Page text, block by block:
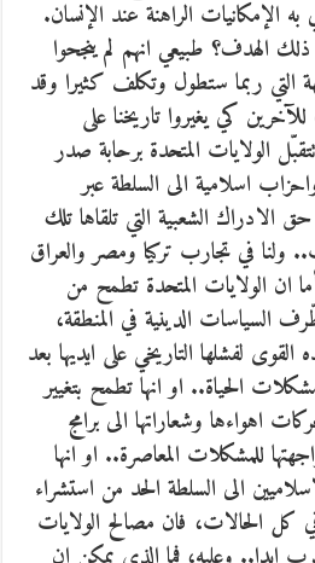
الإمكانيات الراهنة عند الإنسان.
الهدف؟ طبيعي انهم لم ينجحوا
التي ربما ستطول وتكلف كثيرا وقد
كي يغيروا تاريخنا على
الولايات المتحدة برحابة صدر
اسلامية الى السلطة عبر
الادراك الشعبية التي تلقاها تلك
ولنا في تجارب تركيا ومصر والعراق
ان الولايات المتحدة تطمح من
السياسات الدينية في المنطقة،
لفشلها التاريخي على ايديها بعد
الحياة.. او انها تطمح بتغيير
اهواءها وشعاراتها الى برامج
للمشكلات المعاصرة.. او انها
الى السلطة الحد من استشراء
كل الحالات، فان مصالح الولايات